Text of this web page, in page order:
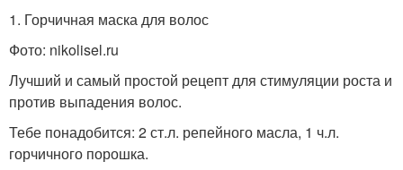
1. Горчичная маска для волос
Фото: nikolisel.ru
Лучший и самый простой рецепт для стимуляции роста и
против выпадения волос.
Тебе понадобится: 2 ст.л. репейного масла, 1 ч.л.
горчичного порошка.